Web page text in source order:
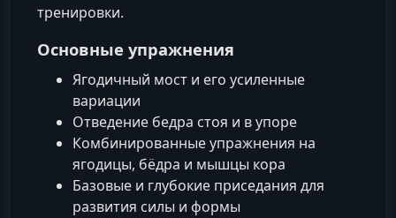
тренировки.
Основные упражнения
Ягодичный мост и его усиленные
вариации
Отведение бедра стоя и в упоре
Комбинированные упражнения на
ягодицы, бёдра и мышцы кора
Базовые и глубокие приседания для
развития силы и формы